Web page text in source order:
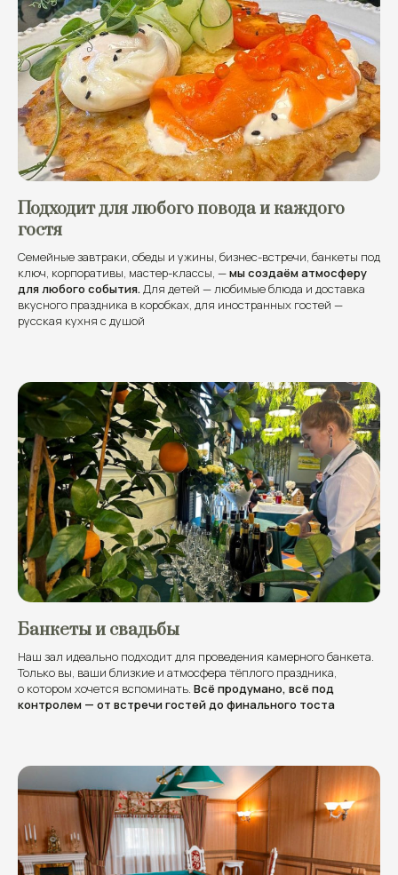
Подходит для любого повода и каждого
гостя
Семейные завтраки, обеды и ужины, бизнес-встречи, банкеты под
ключ, корпоративы, мастер-классы, —мы создаём атмосферу
для любого события.Для детей — любимые блюда и доставка
вкусного праздника в коробках, для иностранных гостей —
русская кухня с душой
Банкеты и свадьбы
Наш зал идеально подходит для проведения камерного банкета.
Только вы, ваши близкие и атмосфера тёплого праздника,
о котором хочется вспоминать. Всё продумано, всё под
контролем — от встречи гостей до финального тоста